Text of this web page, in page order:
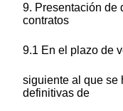
9. Presentación de
contratos
9.1 En el plazo de
siguiente al que se
definitivas de